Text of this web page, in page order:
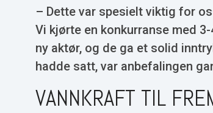
– Dette var spesielt viktig for
Vi kjørte en konkurranse med
ny aktør, og de ga et solid
hadde satt, var anbefalingen
VANNKRAFT TIL